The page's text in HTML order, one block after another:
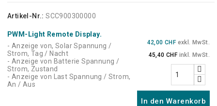
Artikel-Nr.: SCC900300000
PWM-Light Remote Display.
- Anzeige von, Solar Spannung /
Strom, Tag / Nacht
- Anzeige von Batterie Spannung /
Strom, Zustand
- Anzeige von Last Spannung / Strom,
An / Aus
42,00 CHF exkl. MwSt.
45,40 CHF inkl. MwSt.
In den Warenkorb